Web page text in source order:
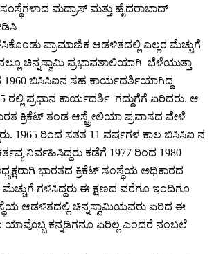
ಮದ್ರಾಸ್ ಮತ್ತು ಹೈದರಾಬಾದ್
ಪ್ರಾಮಾಣಿಕ ಆಡಳಿತದಲ್ಲಿ ಎಲ್ಲರ ಮೆಚ್ಚುಗೆ
ಚಿನ್ನಸ್ವಾಮಿ ಪ್ರಭಾವಶಾಲಿಯಾಗಿ ಬೆಳೆಯುತ್ತಾ
1960 ಬಿಸಿಸಿಐನ ಸಹ ಕಾರ್ಯದರ್ಶಿಯಾಗಿದ್ದ
ರಲ್ಲಿ ಪ್ರಧಾನ ಕಾರ್ಯದರ್ಶಿ ಗದ್ದುಗೆಗೆ ಏರಿದರು. ಆ
ಕ್ರಿಕೆಟ್ ತಂಡ ಆಸ್ಟ್ರೇಲಿಯಾ ಪ್ರವಾಸದ ವೇಳೆ
1965 ರಿಂದ ಸತತ 11 ವರ್ಷಗಳ ಕಾಲ ಬಿಸಿಸಿಐ ನ
ನಿರ್ವಹಿಸಿದ್ದರು ಕಡೆಗೆ 1977 ರಿಂದ 1980
ಭಾರತದ ಕ್ರಿಕೆಟ್ ಸಂಸ್ಥೆಯ ಅಧಿಕಾರದ
ಮೆಚ್ಚುಗೆ ಗಳಿಸಿದ್ದರು ಈ ಕ್ಷಣದ ವರೆಗೂ ಇಂದಿಗೂ
ಆಡಳಿತದಲ್ಲಿ ಚಿನ್ನಸ್ವಾಮಿಯವರು ಏರಿದ ಈ
ಯಾವೊಬ್ಬ ಕನ್ನಡಿಗನೂ ಏರಿಲ್ಲ ಎಂದರೆ ನಂಬಲೆ